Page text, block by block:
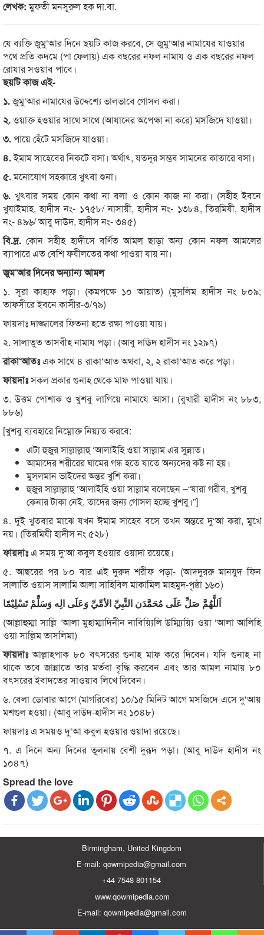
লেখক:মুফতী মনসূরুল হক দা.বা.
যে ব্যক্তি জুমু‘আর দিনে ছয়টি কাজ করবে, সে জুমু‘আর নামাযের যাওয়ার
পথে প্রতি কদমে (পা ফেলায়) এক বছরের নফল নামায ও এক বছরের নফল
রোযার সওয়াব পাবে।
ছয়টি কাজএই-
১.জুমু‘আর নামাযের উদ্দেশ্যে ভালভাবে গোসল করা।
২.ওয়াক্ত হওয়ার সাথে সাথে (আযানের অপেক্ষা না করে) মসজিদে যাওয়া।
৩.পায়ে হেঁটে মসজিদে যাওয়া।
৪.ইমাম সাহেবের নিকটে বসা। অর্থাৎ, যতদূর সম্ভব সামনের কাতারে বসা।
৫.মনোযোগ সহকারে খুৎবা শুনা।
৬. খুৎবার সময় কোন কথা না বলা ও কোন কাজ না করা। (সহীহ ইবনে
খুযাইমাহ, হাদীস নং- ১৭৫৮/ নাসায়ী, হাদীস নং- ১৩৮৪, তিরমিযী, হাদীস
নং- ৪৯৬/ আবু দাউদ, হাদীস নং- ৩৪৫)
বি.দ্র. কোন সহীহ হাদীসে বর্ণিত আমল ছাড়া অন্য কোন নফল আমলের
ব্যাপারে এত বেশি ফযীলতের কথা পাওয়া যায় না।
জুম‘আরদিনেরঅন্যান্যআমল
১. সূরা কাহাফ পড়া। (কমপক্ষে ১০ আয়াত) (মুসলিম হাদীস নং ৮০৯;
তাফসীরে ইবনে কাসীর-৩/৭৯)
ফায়দাঃ দাজ্জালের ফিতনা হতে রক্ষা পাওয়া যায়।
২. সালাতুত তাসবীহ নামায পড়া। (আবু দাঊদ হাদীস নং ১২৯৭)
রাকা‘আতঃএক সাথে ৪ রাকা‘আত অথবা, ২, ২ রাকা‘আত করে পড়া।
ফায়দাঃসকল প্রকার গুনাহ থেকে মাফ পাওয়া যায়।
৩. উত্তম পোশাক ও খুশবু লাগিয়ে নামাযে আসা। (বুখারী হাদীস নং ৮৮৩,
৮৮৬)
[খুশবু ব্যবহারে নিম্নোক্ত নিয়্যত করবে:
এটা হুজুর সাল্লাল্লাহু ‘আলাইহি ওয়া সাল্লাম এর সুন্নাত।
আমাদের শরীরের ঘামের গন্ধ হতে যাতে অন্যদের কষ্ট না হয়।
মুসলমান ভাইদের অন্তর খুশি করা।
হুজুর সাল্লাল্লাহু ‘আলাইহি ওয়া সাল্লাম বলেছেন –“যারা গরীব, খুশবু
কেনার টাকা নেই, তাদের জন্য গোসল হচ্ছে খুশবু।”]
৪. দুই খুতবার মাঝে যখন ঈমাম সাহেব বসে তখন অন্তরে দু‘আ করা, মুখে
নয়। (তিরমিযী হাদীস নং ৫২৮)
ফায়দাঃএ সময় দু‘আ কবুল হওয়ার ওয়াদা রয়েছে।
৫. আছরের পর ৮০ বার এই দুরুদ শরীফ পড়া- (আদদুররু মানযুদ ফিন
সালাতি ওয়াস সালামি আলা সাহিবিল মাকামিল মাহমুদ-পৃষ্ঠা ১৬০)
اَللَّهُمَّ صَلِّ عَلَى مُحَمَّدَن النَّبِيِّ الأمِّيِّ وَعَلَى الِه وَسَلِّمْ تَسْلِيْمًا
(আল্লাহুম্মা সাল্লি ‘আলা মুহাম্মাদিনীন নাবিয়্যিলি উম্ম্যিয়্যি ওয়া ‘আলা আলিহি
ওয়া সাল্লিম তাসলিমা)
ফায়দাঃআল্লাহপাক ৮০ বৎসরের গুনাহ মাফ করে দিবেন। যদি গুনাহ না
থাকে তবে জান্নাতে তার মর্তবা বৃদ্ধি করবেন এবং তার আমল নামায় ৮০
বৎসরের ইবাদতের সাওয়াব লিখে দিবেন।
৬. বেলা ডোবার আগে (মাগরিবের) ১০/১৫ মিনিট আগে মসজিদে এসে দু‘আয়
মশগুল হওয়া। (আবু দাউদ-হাদীস নং ১০৪৮)
ফায়দাঃ এ সময়ও দু‘আ কবুল হওয়ার ওয়াদা রয়েছে।
৭. এ দিনে অন্য দিনের তুলনায় বেশী দুরূদ পড়া। (আবু দাউদ হাদীস নং
১০৪৭)
Spread the love
Birmingham, United Kingdom
E-mail: qowmipedia@gmail.com
+44 7548 801154
www.qowmipedia.com
E-mail: qowmipedia@gmail.com